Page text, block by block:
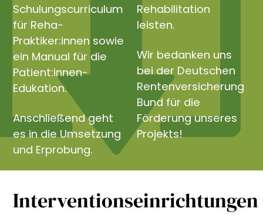
Schulungscurriculum
für Reha-
Praktiker:innen sowie
ein Manual für die
Patient:innen-
Edukation.
Anschließend geht
es in die Umsetzung
und Erprobung.
Rehabilitation
leisten.
Wir bedanken uns
bei der Deutschen
Rentenversicherung
Bund für die
Förderung unseres
Projekts!
Interventionseinrichtungen